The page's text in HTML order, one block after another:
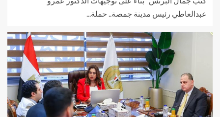
عبدالعاطي رئيس مدينة جمصة.. حملة...